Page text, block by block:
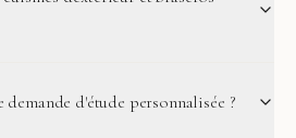
d'étude personnalisée ?